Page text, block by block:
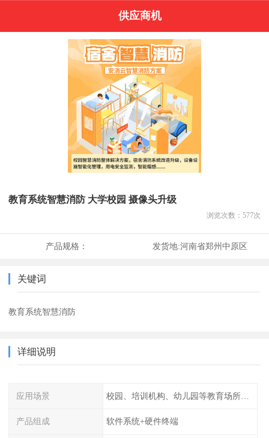
供应商机
教育系统智慧消防 大学校园 摄像头升级
浏览次数： 577次
产品规格： 发货地:河南省郑州中原区
关键词
教育系统智慧消防
详细说明
应用场景 校园、培训机构、幼儿园等教育场所人员密集场所消防安全监控管理系统
产品组成 软件系统+硬件终端